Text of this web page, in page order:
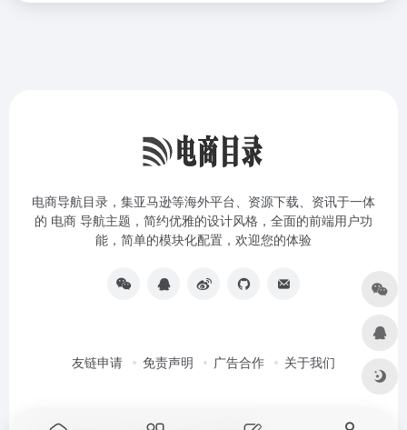
电商导航目录，集亚马逊等海外平台、资源下载、资讯于一体
的 电商 导航主题，简约优雅的设计风格，全面的前端用户功
能，简单的模块化配置，欢迎您的体验
友链申请 免责声明 广告合作 关于我们